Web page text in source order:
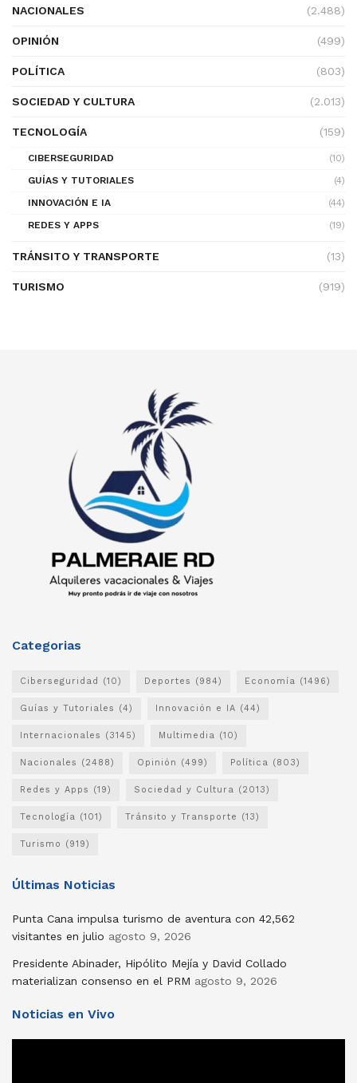
NACIONALES (2.488)
OPINIÓN (499)
POLÍTICA (803)
SOCIEDAD Y CULTURA (2.013)
TECNOLOGÍA (159)
CIBERSEGURIDAD
(10)
GUÍAS Y TUTORIALES
(4)
INNOVACIÓN E IA
(44)
REDES Y APPS
(19)
TRÁNSITO Y TRANSPORTE (13)
TURISMO (919)
Categorias
Ciberseguridad (10) Deportes (984) Economía (1496)
Guías y Tutoriales (4) Innovación e IA (44)
Internacionales (3145) Multimedia (10)
Nacionales (2488) Opinión (499) Política (803)
Redes y Apps (19) Sociedad y Cultura (2013)
Tecnología (101) Tránsito y Transporte (13)
Turismo (919)
Últimas Noticias
Punta Cana impulsa turismo de aventura con 42,562
visitantes en julio agosto 9, 2026
Presidente Abinader, Hipólito Mejía y David Collado
materializan consenso en el PRM agosto 9, 2026
Noticias en Vivo